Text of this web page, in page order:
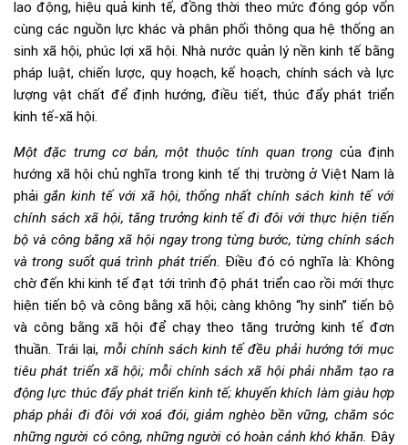
lao động, hiệu quả kinh tế, đồng thời theo mức đóng góp vốn
cùng các nguồn lực khác và phân phối thông qua hệ thống an
sinh xã hội, phúc lợi xã hội. Nhà nước quản lý nền kinh tế bằng
pháp luật, chiến lược, quy hoạch, kế hoạch, chính sách và lực
lượng vật chất để định hướng, điều tiết, thúc đẩy phát triển
kinh tế-xã hội.
Một đặc trưng cơ bản, một thuộc tính quan trọng của định
hướng xã hội chủ nghĩa trong kinh tế thị trường ở Việt Nam là
phải gắn kinh tế với xã hội, thống nhất chính sách kinh tế với
chính sách xã hội, tăng trưởng kinh tế đi đôi với thực hiện tiến
bộ và công bằng xã hội ngay trong từng bước, từng chính sách
và trong suốt quá trình phát triển. Điều đó có nghĩa là: Không
chờ đến khi kinh tế đạt tới trình độ phát triển cao rồi mới thực
hiện tiến bộ và công bằng xã hội; càng không “hy sinh” tiến bộ
và công bằng xã hội để chạy theo tăng trưởng kinh tế đơn
thuần. Trái lại, mỗi chính sách kinh tế đều phải hướng tới mục
tiêu phát triển xã hội; mỗi chính sách xã hội phải nhằm tạo ra
động lực thúc đẩy phát triển kinh tế; khuyến khích làm giàu hợp
pháp phải đi đôi với xoá đói, giảm nghèo bền vững, chăm sóc
những người có công, những người có hoàn cảnh khó khăn. Đây